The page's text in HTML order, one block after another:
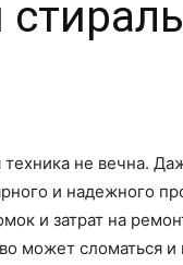
не вечна.
и надежного
и затрат на
может сломаться и